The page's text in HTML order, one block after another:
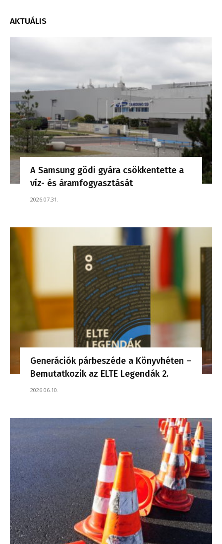
AKTUÁLIS
A Samsung gödi gyára csökkentette a
víz- és áramfogyasztását
2026.07.31.
Generációk párbeszéde a Könyvhéten –
Bemutatkozik az ELTE Legendák 2.
2026.06.10.